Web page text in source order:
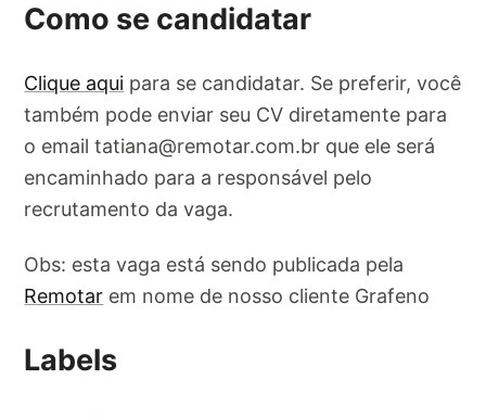
Como se candidatar
Clique aqui para se candidatar. Se preferir, você
também pode enviar seu CV diretamente para
o emailtatiana@remotar.com.br que ele será
encaminhado para a responsável pelo
recrutamento da vaga.
Obs: esta vaga está sendo publicada pela
Remotar em nome de nosso cliente Grafeno
Labels